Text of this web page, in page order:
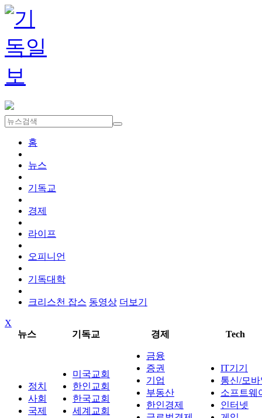
홈
뉴스
기독교
경제
라이프
오피니언
기독대학
크리스천 잡스 동영상 더보기
X
뉴스
기독교 경제 Tech
정치
사회
국제
미국교회
한인교회
한국교회
세계교회
금융
증권
기업
부동산
한인경제
IT기기
통신/모
소프트웨
인터넷